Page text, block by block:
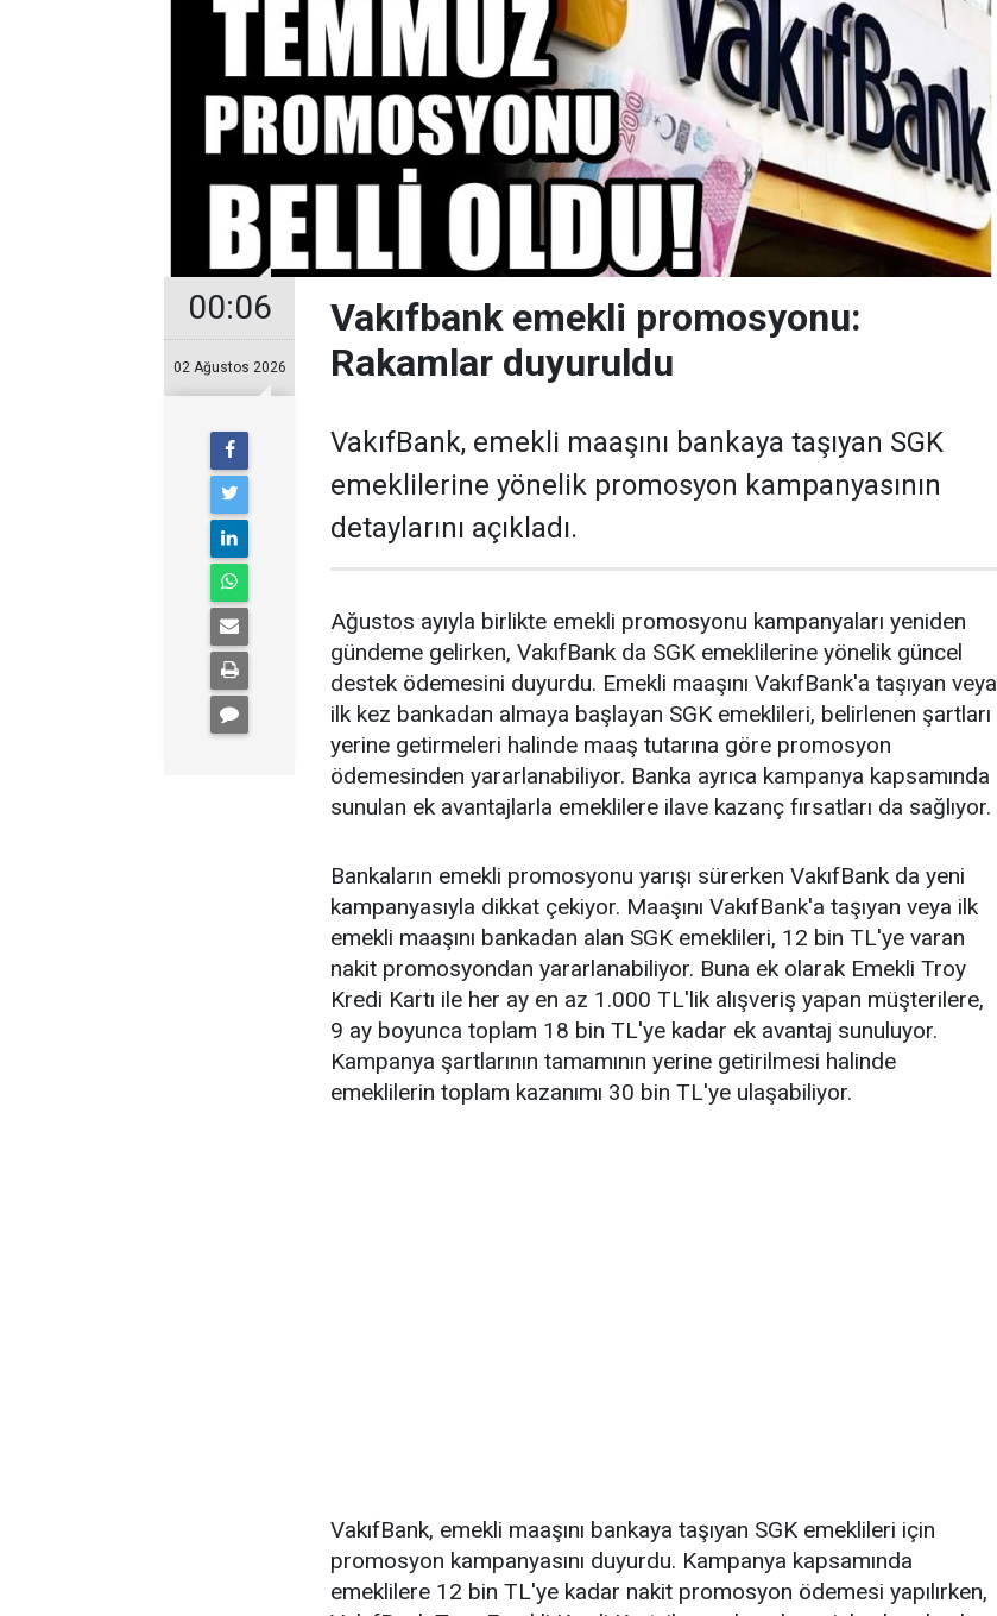
00:06
02 Ağustos 2026
Vakıfbank emekli promosyonu:
Rakamlar duyuruldu
VakıfBank, emekli maaşını bankaya taşıyan SGK
emeklilerine yönelik promosyon kampanyasının
detaylarını açıkladı.
Ağustos ayıyla birlikte emekli promosyonu kampanyaları yeniden
gündeme gelirken, VakıfBank da SGK emeklilerine yönelik güncel
destek ödemesini duyurdu. Emekli maaşını VakıfBank'a taşıyan veya
ilk kez bankadan almaya başlayan SGK emeklileri, belirlenen şartları
yerine getirmeleri halinde maaş tutarına göre promosyon
ödemesinden yararlanabiliyor. Banka ayrıca kampanya kapsamında
sunulan ek avantajlarla emeklilere ilave kazanç fırsatları da sağlıyor.
Bankaların emekli promosyonu yarışı sürerken VakıfBank da yeni
kampanyasıyla dikkat çekiyor. Maaşını VakıfBank'a taşıyan veya ilk
emekli maaşını bankadan alan SGK emeklileri, 12 bin TL'ye varan
nakit promosyondan yararlanabiliyor. Buna ek olarak Emekli Troy
Kredi Kartı ile her ay en az 1.000 TL'lik alışveriş yapan müşterilere,
9 ay boyunca toplam 18 bin TL'ye kadar ek avantaj sunuluyor.
Kampanya şartlarının tamamının yerine getirilmesi halinde
emeklilerin toplam kazanımı 30 bin TL'ye ulaşabiliyor.
VakıfBank, emekli maaşını bankaya taşıyan SGK emeklileri için
promosyon kampanyasını duyurdu. Kampanya kapsamında
emeklilere 12 bin TL'ye kadar nakit promosyon ödemesi yapılırken,